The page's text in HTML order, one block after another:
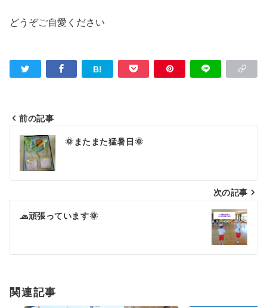
どうぞご自愛ください
投
稿
ナ
ビ
ゲ
シ
ン
前の記事
🌞またまた猛暑日🌞
次の記事
🧢頑張っています🌞
関連記事